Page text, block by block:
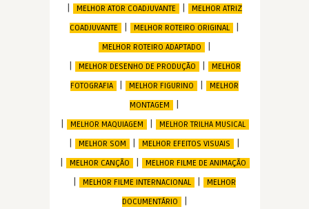
|
MELHOR ATOR COADJUVANTE |
MELHOR ATRIZ
COADJUVANTE
| MELHOR ROTEIRO ORIGINAL |
MELHOR ROTEIRO ADAPTADO |
|
MELHOR DESENHO DE PRODUÇÃO |
MELHOR
FOTOGRAFIA
| MELHOR FIGURINO |
MELHOR
MONTAGEM
|
|
MELHOR MAQUIAGEM | MELHOR TRILHA MUSICAL
| MELHOR SOM | MELHOR EFEITOS VISUAIS
|
|
MELHOR CANÇÃO | MELHOR FILME DE ANIMAÇÃO
| MELHOR FILME INTERNACIONAL |
MELHOR
DOCUMENTÁRIO |